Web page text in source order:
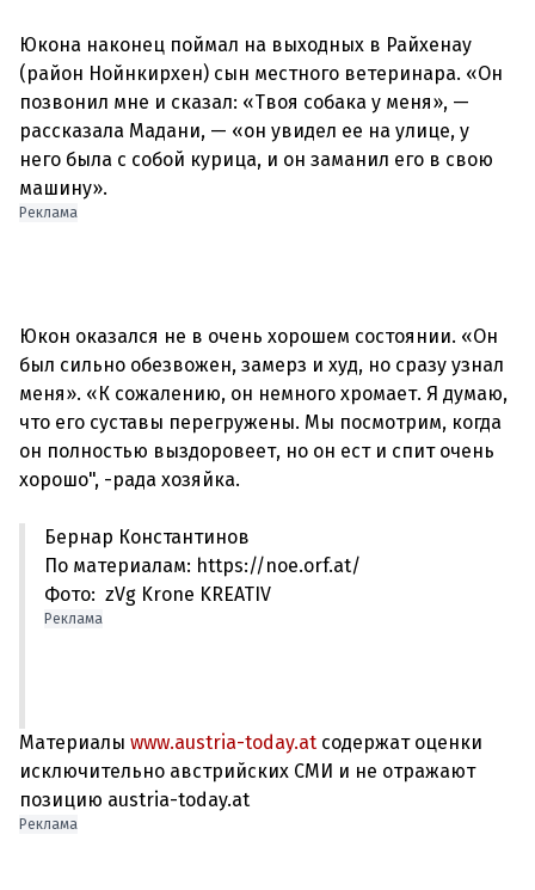
Юкона наконец поймал на выходных в Райхенау
(район Нойнкирхен) сын местного ветеринара. «Он
позвонил мне и сказал: «Твоя собака у меня», —
рассказала Мадани, — «он увидел ее на улице, у
него была с собой курица, и он заманил его в свою
Реклама
Юкон оказался не в очень хорошем состоянии. «Он
был сильно обезвожен, замерз и худ, но сразу узнал
меня». «К сожалению, он немного хромает. Я думаю,
что его суставы перегружены. Мы посмотрим, когда
он полностью выздоровеет, но он ест и спит очень
Бернар Константинов
По материалам: https://noe.orf.at/
Фото: zVg Krone KREATIV
Реклама
Материалы www.austria-today.at содержат оценки
исключительно австрийских СМИ и не отражают
позицию austria-today.at
Реклама